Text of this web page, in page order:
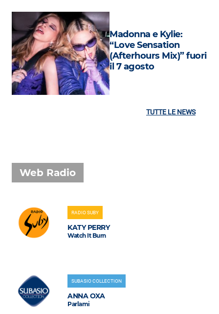
Madonna e Kylie:
“Love Sensation
(Afterhours Mix)” fuori
il 7 agosto
TUTTE LE NEWS
Web Radio
RADIO SUBY
KATY PERRY
Watch It Burn
SUBASIO COLLECTION
ANNA OXA
Parlami